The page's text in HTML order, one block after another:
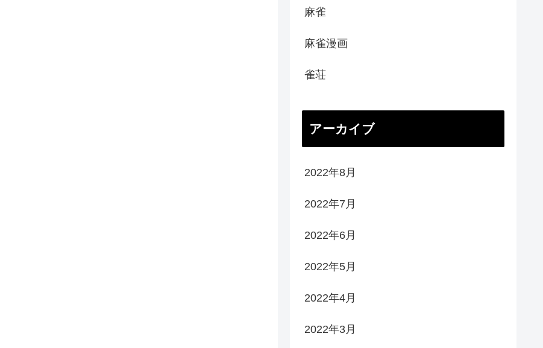
麻雀
麻雀漫画
雀荘
アーカイブ
2022年8月
2022年7月
2022年6月
2022年5月
2022年4月
2022年3月